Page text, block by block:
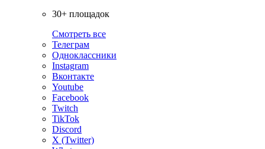
30+ площадок
Смотреть все
Телеграм
Одноклассники
Instagram
Вконтакте
Youtube
Facebook
Twitch
TikTok
Discord
X (Twitter)